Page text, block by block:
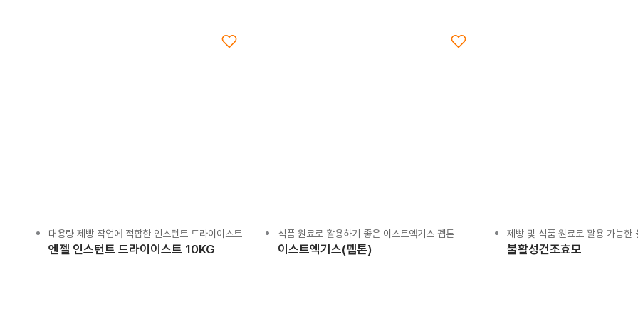
대용량 제빵 작업에 적합한 인스턴트 드라이이스트
엔젤 인스턴트 드라이이스트 10KG
식품 원료로 활용하기 좋은 이스트엑기스 펩톤
이스트엑기스(펩톤)
제빵 및 식품 원료로 활용 가능한
불활성건조효모